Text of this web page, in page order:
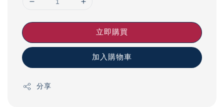
立即購買
加入購物車
分享